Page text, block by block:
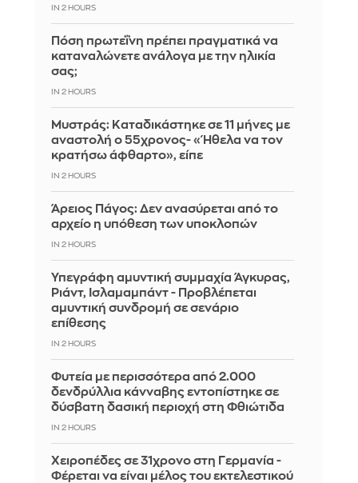
IN 2 HOURS
Πόση πρωτεΐνη πρέπει πραγματικά να
καταναλώνετε ανάλογα με την ηλικία
σας;
IN 2 HOURS
Μυστράς: Καταδικάστηκε σε 11 μήνες με
αναστολή ο 55χρονος- «Ήθελα να τον
κρατήσω άφθαρτο», είπε
IN 2 HOURS
Άρειος Πάγος: Δεν ανασύρεται από το
αρχείο η υπόθεση των υποκλοπών
IN 2 HOURS
Υπεγράφη αμυντική συμμαχία Άγκυρας,
Ριάντ, Ισλαμαμπάντ - Προβλέπεται
αμυντική συνδρομή σε σενάριο
επίθεσης
IN 2 HOURS
Φυτεία με περισσότερα από 2.000
δενδρύλλια κάνναβης εντοπίστηκε σε
δύσβατη δασική περιοχή στη Φθιώτιδα
IN 2 HOURS
Χειροπέδες σε 31χρονο στη Γερμανία -
Φέρεται να είναι μέλος του εκτελεστικού